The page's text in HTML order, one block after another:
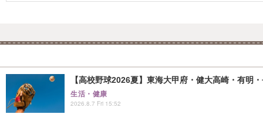
【高校野球2026夏】東海大甲府・健大高崎・有明
生活・健康
2026.8.7 Fri 15:52